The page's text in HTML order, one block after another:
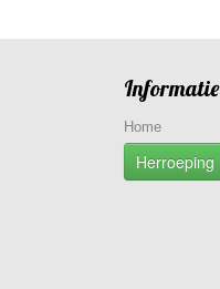
Informatie
Home
Herroeping